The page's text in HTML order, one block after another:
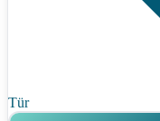
Tür